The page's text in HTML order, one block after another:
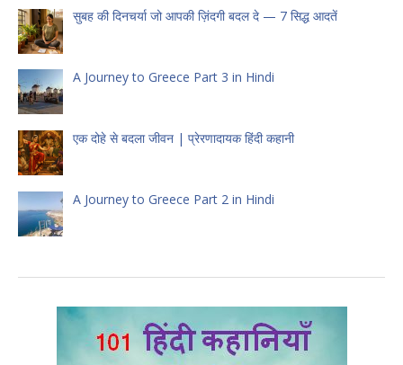
सुबह की दिनचर्या जो आपकी ज़िंदगी बदल दे — 7 सिद्ध आदतें
A Journey to Greece Part 3 in Hindi
एक दोहे से बदला जीवन | प्रेरणादायक हिंदी कहानी
A Journey to Greece Part 2 in Hindi